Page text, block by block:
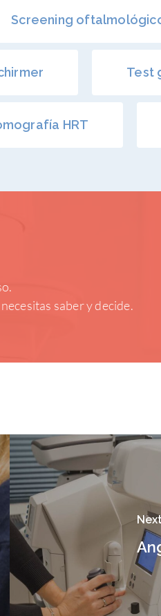
Screening
Test
HRT
saber y decide.